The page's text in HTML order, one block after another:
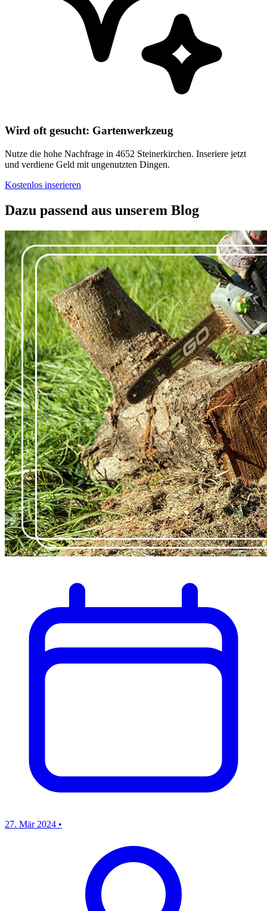
Wird oft gesucht: Gartenwerkzeug
Nutze die hohe Nachfrage in 4652 Steinerkirchen. Inseriere jetzt
und verdiene Geld mit ungenutzten Dingen.
Kostenlos inserieren
Dazu passend aus unserem Blog
27. Mär 2024 •